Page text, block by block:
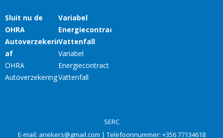
SERC
E-mail: ariekers@gmail.com | Telefoonnummer: +356 77134618